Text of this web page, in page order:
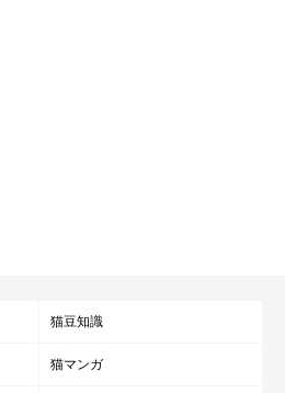
猫豆知識
猫マンガ